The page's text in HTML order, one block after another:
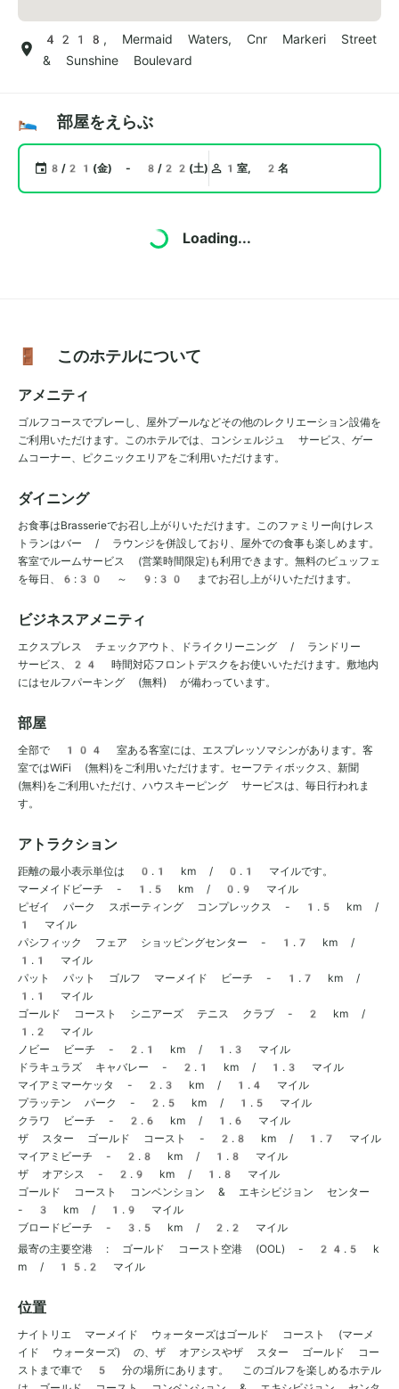
4218, Mermaid Waters, Cnr Markeri Street
& Sunshine Boulevard
🛌 部屋をえらぶ
8/21(金) - 8/22(土) 1室, 2名
Loading...
🚪 このホテルについて
アメニティ
ゴルフコースでプレーし、屋外プールなどその他のレクリエーション設備を
ご利用いただけます。このホテルでは、コンシェルジュ サービス、ゲー
ムコーナー、ピクニックエリアをご利用いただけます。
ダイニング
お食事はBrasserieでお召し上がりいただけます。このファミリー向けレス
トランはバー / ラウンジを併設しており、屋外での食事も楽しめます。
客室でルームサービス (営業時間限定)も利用できます。無料のビュッフェ
を毎日、6:30 ～ 9:30 までお召し上がりいただけます。
ビジネスアメニティ
エクスプレス チェックアウト、ドライクリーニング / ランドリー
サービス、24 時間対応フロントデスクをお使いいただけます。敷地内
にはセルフパーキング (無料) が備わっています。
部屋
全部で 104 室ある客室には、エスプレッソマシンがあります。客
室ではWiFi (無料)をご利用いただけます。セーフティボックス、新聞
(無料)をご利用いただけ、ハウスキーピング サービスは、毎日行われま
す。
アトラクション
距離の最小表示単位は 0.1 km / 0.1 マイルです。
マーメイドビーチ - 1.5 km / 0.9 マイル
ピゼイ パーク スポーティング コンプレックス - 1.5 km /
1 マイル
パシフィック フェア ショッピングセンター - 1.7 km /
1.1 マイル
パット パット ゴルフ マーメイド ビーチ - 1.7 km /
1.1 マイル
ゴールド コースト シニアーズ テニス クラブ - 2 km /
1.2 マイル
ノビー ビーチ - 2.1 km / 1.3 マイル
ドラキュラズ キャバレー - 2.1 km / 1.3 マイル
マイアミマーケッタ - 2.3 km / 1.4 マイル
プラッテン パーク - 2.5 km / 1.5 マイル
クラワ ビーチ - 2.6 km / 1.6 マイル
ザ スター ゴールド コースト - 2.8 km / 1.7 マイル
マイアミビーチ - 2.8 km / 1.8 マイル
ザ オアシス - 2.9 km / 1.8 マイル
ゴールド コースト コンベンション & エキシビジョン センター
- 3 km / 1.9 マイル
ブロードビーチ - 3.5 km / 2.2 マイル
最寄の主要空港 : ゴールド コースト空港 (OOL) - 24.5 k
m / 15.2 マイル
位置
ナイトリエ マーメイド ウォーターズはゴールド コースト (マーメ
イド ウォーターズ) の、ザ オアシスやザ スター ゴールド コー
ストまで車で 5 分の場所にあります。 このゴルフを楽しめるホテル